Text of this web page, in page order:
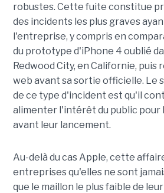
robustes. Cette fuite constitue
des incidents les plus graves
l'entreprise, y compris en
du prototype d'iPhone 4 oublié
Redwood City, en Californie, puis
web avant sa sortie officielle. Le
de ce type d'incident est qu'il
alimenter l'intérêt du public pour
avant leur lancement.
Au-delà du cas Apple, cette
entreprises qu'elles ne sont
que le maillon le plus faible de